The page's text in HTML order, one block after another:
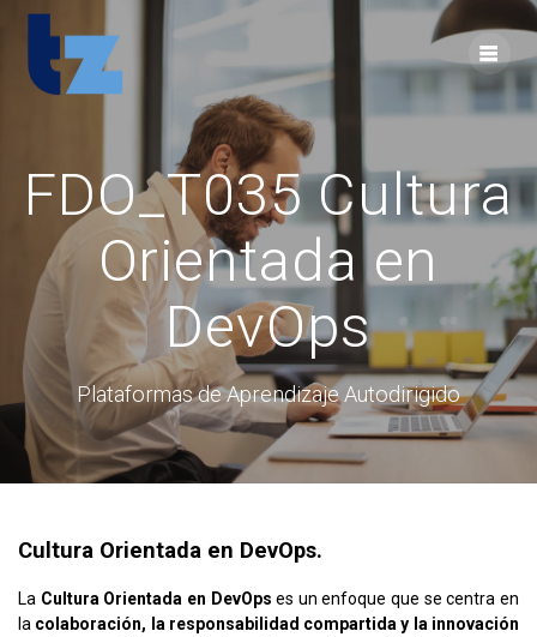
FDO_T035 Cultura
Orientada en
DevOps
Plataformas de Aprendizaje Autodirigido
Cultura Orientada en DevOps.
La Cultura Orientada en DevOps es un enfoque que se centra en
la colaboración, la responsabilidad compartida y la innovación